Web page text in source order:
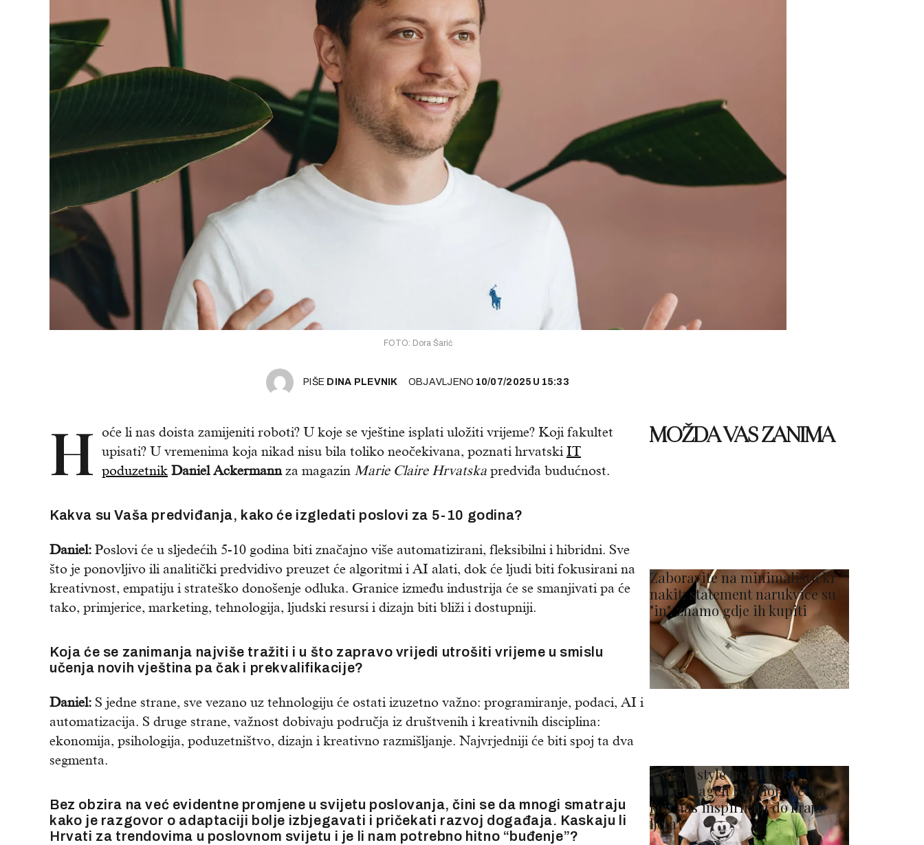
FOTO: Dora Šarić
PIŠE DINA PLEVNIK OBJAVLJENO 10/07/2025 U 15:33
H
oće li nas doista zamijeniti roboti? U koje se vještine isplati uložiti vrijeme? Koji fakultet
upisati? U vremenima koja nikad nisu bila toliko neočekivana, poznati hrvatski IT
poduzetnik Daniel Ackermannza magazin Marie Claire Hrvatska predviđa budućnost.
Kakva su Vaša predviđanja, kako će izgledati poslovi za 5-10 godina?
Daniel: Poslovi će u sljedećih 5-10 godina biti značajno više automatizirani, fleksibilni i hibridni. Sve
što je ponovljivo ili analitički predvidivo preuzet će algoritmi i AI alati, dok će ljudi biti fokusirani na
kreativnost, empatiju i strateško donošenje odluka. Granice između industrija će se smanjivati pa će
tako, primjerice, marketing, tehnologija, ljudski resursi i dizajn biti bliži i dostupniji.
Koja će se zanimanja najviše tražiti i u što zapravo vrijedi utrošiti vrijeme u smislu
učenja novih vještina pa čak i prekvalifikacije?
Daniel: S jedne strane, sve vezano uz tehnologiju će ostati izuzetno važno: programiranje, podaci, AI i
automatizacija. S druge strane, važnost dobivaju područja iz društvenih i kreativnih disciplina:
ekonomija, psihologija, poduzetništvo, dizajn i kreativno razmišljanje. Najvrjedniji će biti spoj ta dva
segmenta.
Bez obzira na već evidentne promjene u svijetu poslovanja, čini se da mnogi smatraju
kako je razgovor o adaptaciji bolje izbjegavati i pričekati razvoj događaja. Kaskaju li
Hrvati za trendovima u poslovnom svijetu i je li nam potrebno hitno “buđenje”?
MOŽDA VAS ZANIMA
Zaboravite na minimalistički
nakit: statement narukvice su
"in", znamo gdje ih kupiti
5 street style trendova s
Copenhagen Fashion Weeka
koji nas inspiriraju do kraja
ljeta